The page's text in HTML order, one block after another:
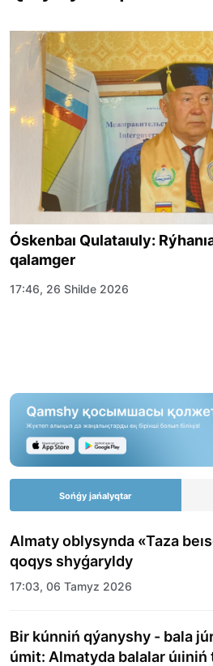
Óskenbaı Qulataıuly:
qalamger
17:46, 26 Shilde 2026
Sońǵy jańalyqtar
Almaty oblysynda «Taza
qoqys shyǵaryldy
17:03, 06 Tamyz 2026
Bir kúnniń qýanyshy - bala
úmit: Almatyda balalar